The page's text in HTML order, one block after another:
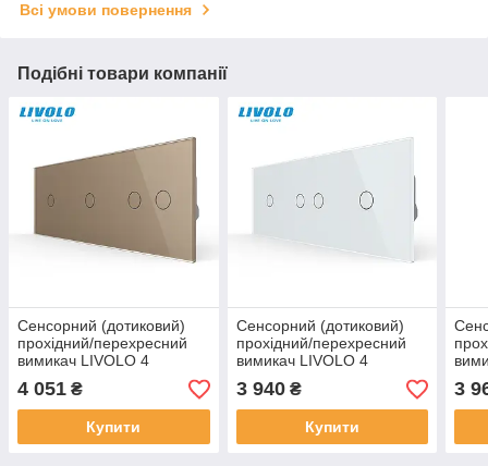
Всі умови повернення
Подібні товари компанії
Сенсорний (дотиковий)
прохідний/перехресний
вимикач LIVOLO 4
скло
4 051 ₴
Купити
Сенсорний (дотиковий)
прохідний/перехресний
вимикач LIVOLO 4
сенсори (1-2-1) білий скло
3 940₴
Купити
скло
3